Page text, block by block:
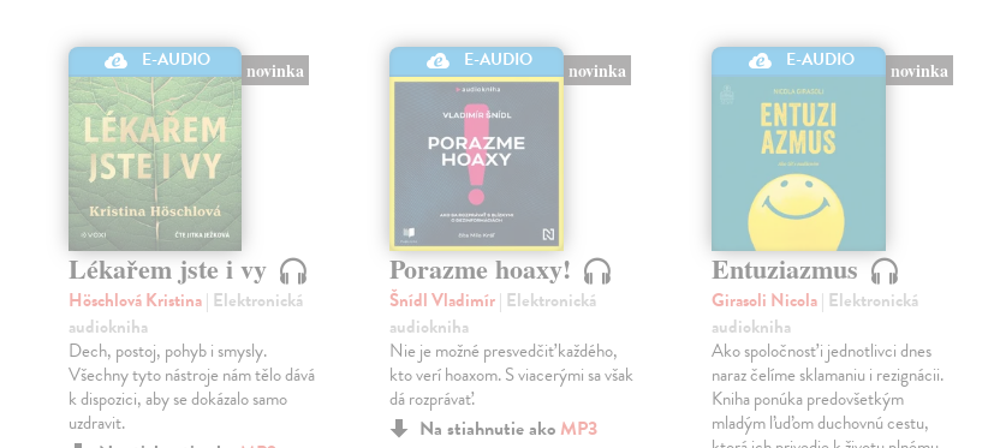
E-AUDIO novinka
Lékařem jste i vy
Höschlová Kristina| Elektronická
audiokniha
Dech, postoj, pohyb i smysly.
Všechny tyto nástroje nám tělo dává
k dispozici, aby se dokázalo samo
uzdravit.
E-AUDIO novinka
Porazme hoaxy!
Šnídl Vladimír| Elektronická
audiokniha
Nie je možné presvedčiť každého,
kto verí hoaxom. S viacerými sa však
dá rozprávať.
Na stiahnutie ako MP3
E-AUDIO novinka
Entuziazmus
Girasoli Nicola| Elektronická
audiokniha
Ako spoločnosť i jednotlivci dnes
naraz čelíme sklamaniu i rezignácii.
Kniha ponúka predovšetkým
mladým ľuďom duchovnú cestu,